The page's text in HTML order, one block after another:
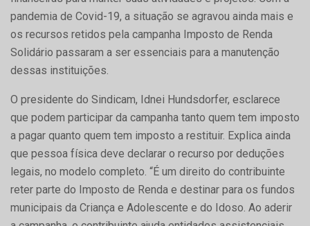
pandemia de Covid-19, a situação se agravou ainda mais e
os recursos retidos pela campanha Imposto de Renda
Solidário passaram a ser essenciais para a manutenção
dessas instituições.
O presidente do Sindicam, Idnei Hundsdorfer, esclarece
que podem participar da campanha tanto quem tem imposto
a pagar quanto quem tem imposto a restituir. Explica ainda
que pessoa física deve declarar o recurso por deduções
legais, no modelo completo. “É um direito do contribuinte
reter parte do Imposto de Renda e destinar para os fundos
municipais da Criança e Adolescente e do Idoso. Ao aderir